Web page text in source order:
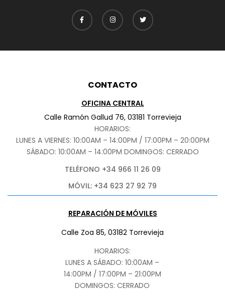
CONTACTO
OFICINA CENTRAL
Calle Ramón Gallud 76, 03181 Torrevieja
HORARIOS:
LUNES A VIERNES: 10:00AM – 14:00PM / 17:00PM – 20:00PM
SÁBADO: 10:00AM – 14:00PM DOMINGOS: CERRADO
TELÉFONO +34 966 11 26 09
MÓVIL: +34 623 27 92 79
REPARACIÓN DE MÓVILES
Calle Zoa 85, 03182 Torrevieja
HORARIOS:
LUNES A SÁBADO: 10:00AM –
14:00PM / 17:00PM – 21:00PM
DOMINGOS: CERRADO